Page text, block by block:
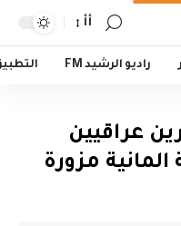
أأ
راديو الرشيد FM
3 مسافرين عراقيين
مزورة